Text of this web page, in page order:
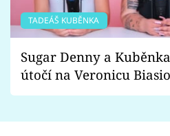
TADEÁŠ KUBĚNKA
Sugar Denny a
útočí na Veronicu
Proč je podle nich